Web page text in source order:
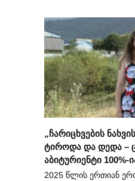
„ჩარიცხვების
ტიროდა და დედა –
აბიტურიენტი 100%-
2025 წლის ერთიან